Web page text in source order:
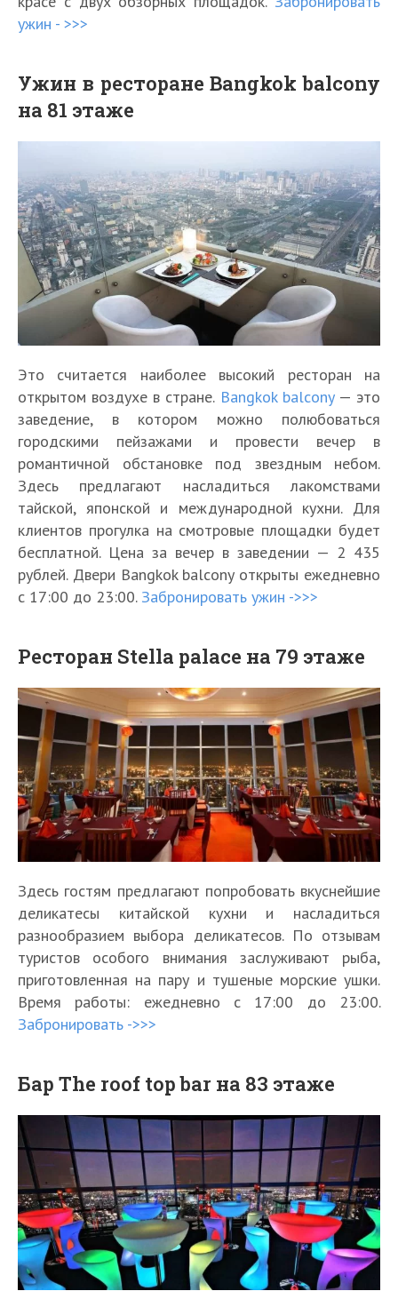
ужин - >>>
Ужин в ресторане Bangkok balcony
на 81 этаже
Это считается наиболее высокий ресторан на
открытом воздухе в стране. Bangkok balcony— это
заведение, в котором можно полюбоваться
городскими пейзажами и провести вечер в
романтичной обстановке под звездным небом.
Здесь предлагают насладиться лакомствами
тайской, японской и международной кухни. Для
клиентов прогулка на смотровые площадки будет
бесплатной. Цена за вечер в заведении — 2 435
рублей. Двери Bangkok balcony открыты ежедневно
с 17:00 до 23:00. Забронировать ужин ->>>
Ресторан Stella palace на 79 этаже
Здесь гостям предлагают попробовать вкуснейшие
деликатесы китайской кухни и насладиться
разнообразием выбора деликатесов. По отзывам
туристов особого внимания заслуживают рыба,
приготовленная на пару и тушеные морские ушки.
Время работы: ежедневно с 17:00 до 23:00.
Забронировать ->>>
Бар The roof top bar на 83 этаже